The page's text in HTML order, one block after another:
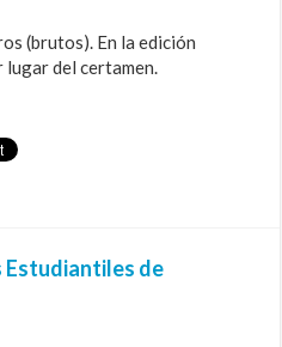
(brutos). En la edición
del certamen.
Estudiantiles de